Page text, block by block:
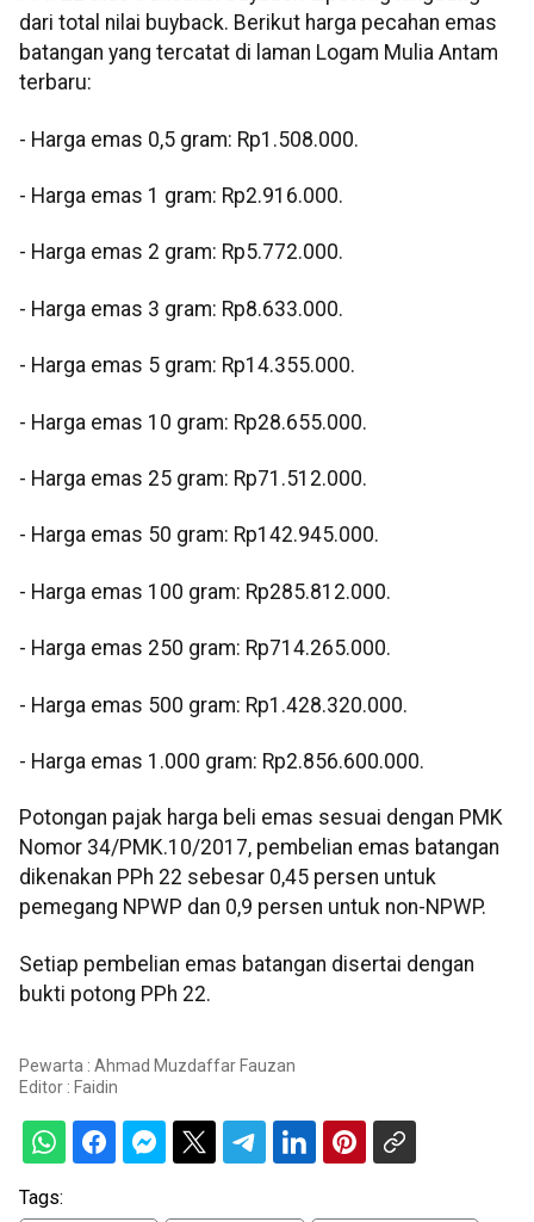
dari total nilai buyback. Berikut harga pecahan emas
batangan yang tercatat di laman Logam Mulia Antam
terbaru:
‎- Harga emas 0,5 gram: Rp1.508.000.
‎- ⁠Harga emas 1 gram: Rp2.916.000.
‎- ⁠Harga emas 2 gram: Rp5.772.000.
‎- ⁠Harga emas 3 gram: Rp8.633.000.
‎- ⁠Harga emas 5 gram: Rp14.355.000.
‎- ⁠Harga emas 10 gram: Rp28.655.000.
‎- Harga emas 25 gram: Rp71.512.000.
‎- ⁠Harga emas 50 gram: Rp142.945.000.
‎- ⁠Harga emas 100 gram: Rp285.812.000.
‎- ⁠Harga emas 250 gram: Rp714.265.000.
‎- ⁠Harga emas 500 gram: Rp1.428.320.000.
‎- ⁠Harga emas 1.000 gram: Rp2.856.600.000.
‎‎Potongan pajak harga beli emas sesuai dengan PMK
Nomor 34/PMK.10/2017, pembelian emas batangan
dikenakan PPh 22 sebesar 0,45 persen untuk
pemegang NPWP dan 0,9 persen untuk non-NPWP.
‎Setiap pembelian emas batangan disertai dengan
bukti potong PPh 22.
Pewarta : Ahmad Muzdaffar Fauzan
Editor : Faidin
Tags: